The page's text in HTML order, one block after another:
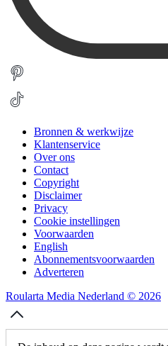
Bronnen & werkwijze
Klantenservice
Over ons
Contact
Copyright
Disclaimer
Privacy
Cookie instellingen
Voorwaarden
English
Abonnementsvoorwaarden
Adverteren
Roularta Media Nederland © 2026